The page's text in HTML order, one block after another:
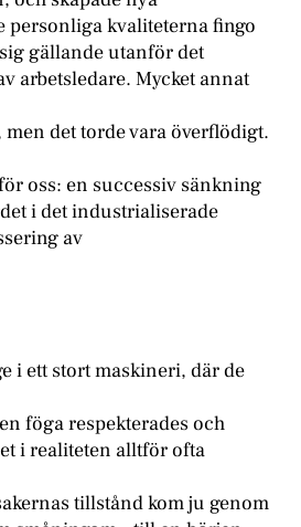
personliga kvaliteterna fingo
gällande utanför det
arbetsledare. Mycket annat
men det torde vara överflödigt.
oss: en successiv sänkning
i det industrialiserade
av
i ett stort maskineri, där de
föga respekterades och
i realiteten alltför ofta
tillstånd kom ju genom